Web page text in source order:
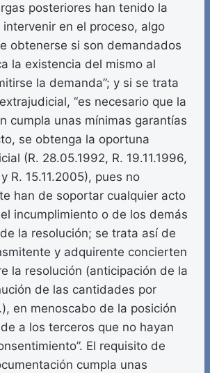
posteriores han tenido la
en el proceso, algo
obtenerse si son demandados
la existencia del mismo al
la demanda”; y si se trata
“es necesario que la
cumpla unas mínimas garantías
se obtenga la oportuna
(R. 28.05.1992, R. 19.11.1996,
R. 15.11.2005), pues no
han de soportar cualquier acto
incumplimiento o de los demás
la resolución; se trata así de
y adquirente concierten
la resolución (anticipación de la
de las cantidades por
en menoscabo de la posición
a los terceros que no hayan
El requisito de
cumpla unas